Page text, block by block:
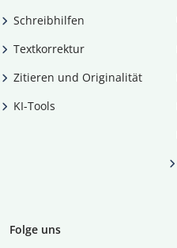
Schreibhilfen
Textkorrektur
Zitieren und Originalität
KI-Tools
Folge uns